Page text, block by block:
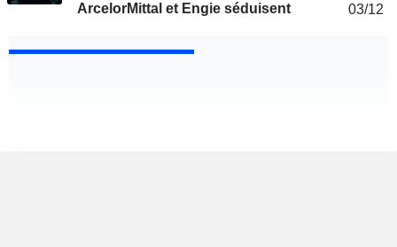
ArcelorMittal et Engie séduisent
03/12